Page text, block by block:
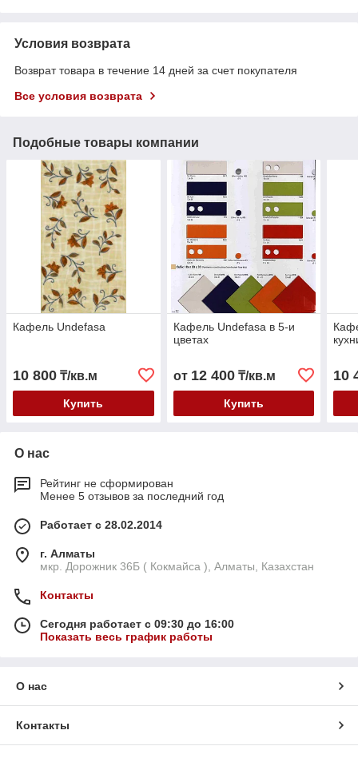
Условия возврата
Возврат товара в течение 14 дней за счет покупателя
Все условия возврата
Подобные товары компании
Кафель Undefasa
10 800 ₸/кв.м
Купить
Кафель Undefasa в 5-и
цветах
от 12 400₸/кв.м
Купить
10
О нас
Рейтинг не сформирован
Менее 5 отзывов за последний год
Работает с 28.02.2014
г. Алматы
мкр. Дорожник 36Б ( Кокмайса ), Алматы, Казахстан
Контакты
Сегодня работает с 09:30 до 16:00
Показать весь график работы
О нас
Контакты